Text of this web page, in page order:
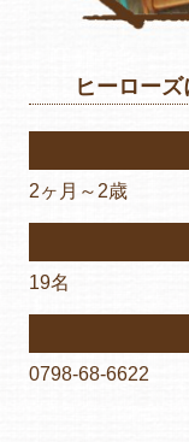
ヒーローズ
2ヶ月～2歳
19名
0798-68-6622